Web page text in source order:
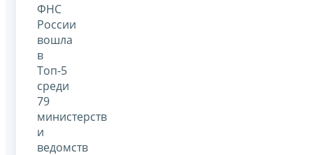
ФНС
России
вошла
в
Топ-5
среди
79
министерств
и
ведомств